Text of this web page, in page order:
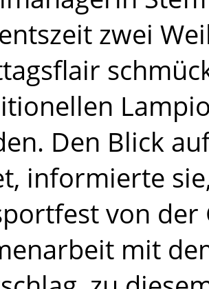
zwei
Den Blick
informierte
von der
mit